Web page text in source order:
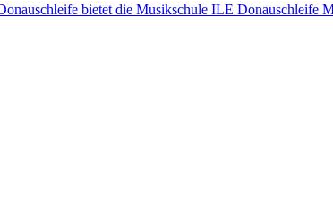
bietet die Musikschule ILE